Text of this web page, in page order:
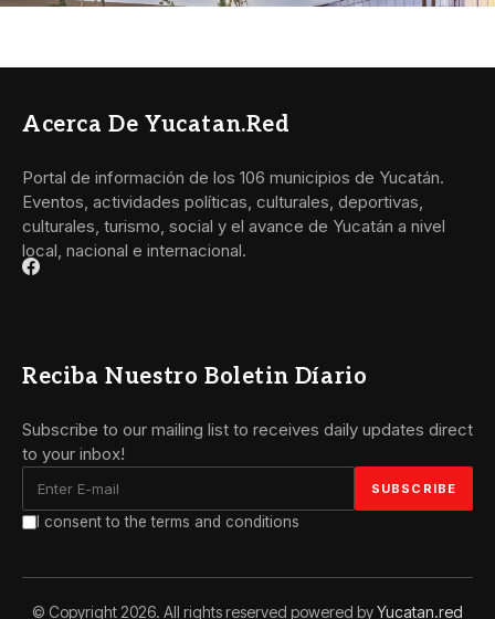
Acerca De Yucatan.red
Portal de información de los 106 municipios de Yucatán.
Eventos, actividades políticas, culturales, deportivas,
culturales, turismo, social y el avance de Yucatán a nivel
local, nacional e internacional.
Reciba Nuestro Boletin Díario
Subscribe to our mailing list to receives daily updates direct
to your inbox!
I consent to the terms and conditions
© Copyright 2026. All rights reserved powered byYucatan.red